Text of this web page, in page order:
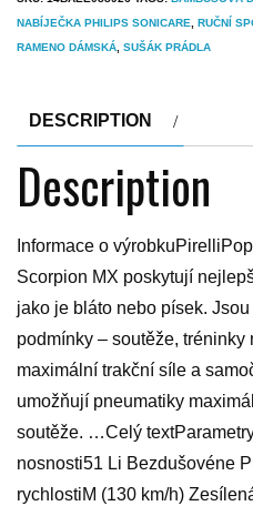
NABÍJEČKA PHILIPS SONICARE
RUČNÍ
RAMENO DÁMSKÁ SUŠÁK PRÁDLA
DESCRIPTION
Description
Informace o
Scorpion MX poskytují
jako je bláto nebo písek.
podmínky – soutěže,
maximální trakční síle a
umožňují pneumatiky
soutěže. …Celý
nosnosti51 Li Bezdušovéne
rychlostiM (130 km/h)